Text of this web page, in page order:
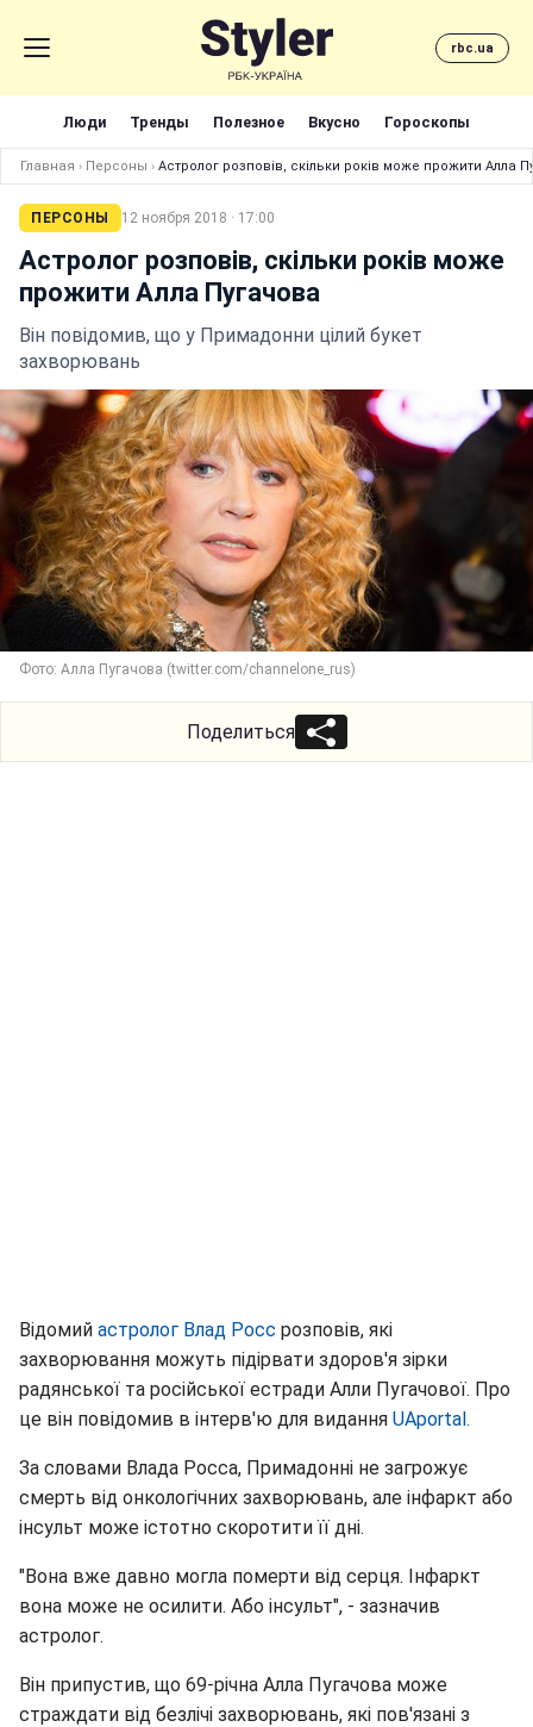
rbc.ua
Люди Тренды Полезное Вкусно Гороскопы
Главная › Персоны › Астролог розповів, скільки років може прожити Алла
ПЕРСОНЫ 12 ноября 2018 · 17:00
Астролог розповів, скільки років може
прожити Алла Пугачова
Він повідомив, що у Примадонни цілий букет
захворювань
Фото: Алла Пугачова (twitter.com/channelone_rus)
Поделиться
Відомий астролог Влад Росс розповів, які
захворювання можуть підірвати здоров'я зірки
радянської та російської естради Алли Пугачової. Про
це він повідомив в інтерв'ю для видання UAportal.
За словами Влада Росса, Примадонні не загрожує
смерть від онкологічних захворювань, але інфаркт або
інсульт може істотно скоротити її дні.
"Вона вже давно могла померти від серця. Інфаркт
вона може не осилити. Або інсульт", - зазначив
астролог.
Він припустив, що 69-річна Алла Пугачова може
страждати від безлічі захворювань, які пов'язані з